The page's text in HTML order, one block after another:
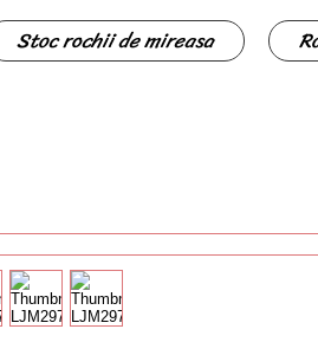
Stoc rochii de mireasa